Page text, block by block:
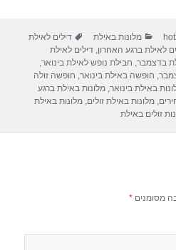
gr
a
m
e
קטגוריות
מלונות באילת תגיות
דילים לאילת
לאילת ברגע האחרון,דילים לאילת
בדצמבר, חבילת נופש לאילת בינואר,
, חופשה באילת בינואר, חופשה זולה
באילת בינואר,מלונות באילת ברגע
,מלונות באילת זולים,מלונות באילת
זולים באילת
מסומנים*